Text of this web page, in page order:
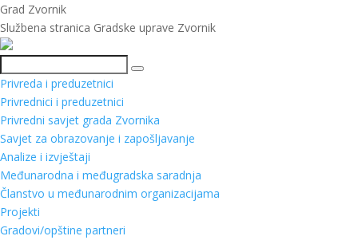
Grad Zvornik
Službena stranica Gradske uprave Zvornik
Pretraga
Privreda i preduzetnici
Privrednici i preduzetnici
Privredni savjet grada Zvornika
Savjet za obrazovanje i zapošljavanje
Analize i izvještaji
Međunarodna i međugradska saradnja
Članstvo u međunarodnim organizacijama
Projekti
Gradovi/opštine partneri